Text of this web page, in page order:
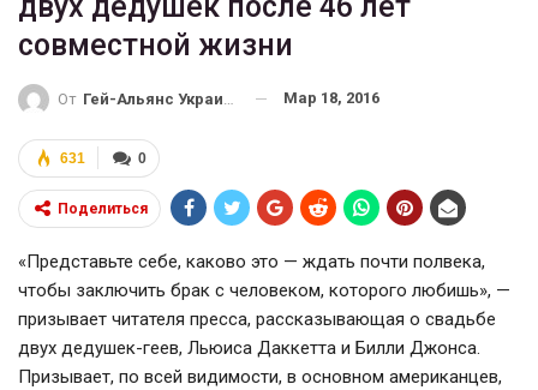
совместной жизни
От Гей-Альянс Украина Мар 18, 2016
0
631
Поделиться
«Представьте себе, каково это — ждать почти полвека,
чтобы заключить брак с человеком, которого любишь», —
призывает читателя пресса, рассказывающая о свадьбе
двух дедушек-геев, Льюиса Даккетта и Билли Джонса.
Призывает, по всей видимости, в основном американцев,